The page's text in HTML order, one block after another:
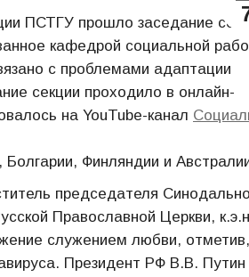
ПСТГУ прошло заседание
кафедрой социальной
с проблемами адаптации
секции проходило в онлайн-
на YouTube-канал
Болгарии, Финляндии и
председателя
Православной Церкви,
служением любви,
Президент РФ В.В. Путин